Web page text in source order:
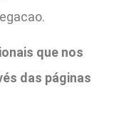
que nos
das páginas